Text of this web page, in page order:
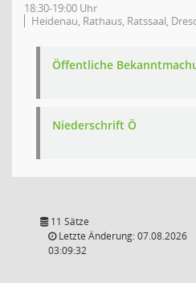
18:30-19:00 Uhr
Heidenau, Rathaus, Ratssaal,
Öffentliche
Niederschrift Ö
11 Sätze
Letzte Änderung: 07.08.2026
03:09:32